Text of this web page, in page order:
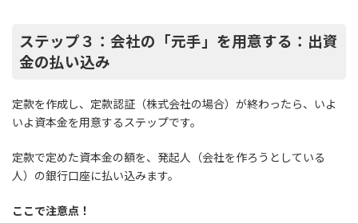
ステップ３：会社の「元手」を用意する：出資
金の払い込み
定款を作成し、定款認証（株式会社の場合）が終わったら、いよ
いよ資本金を用意するステップです。
定款で定めた資本金の額を、発起人（会社を作ろうとしている
人）の銀行口座に払い込みます。
ここで注意点！